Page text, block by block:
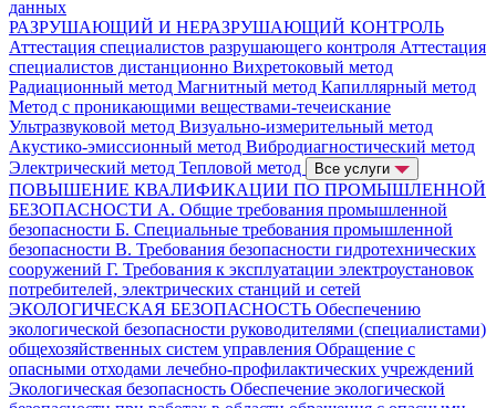
данных
РАЗРУШАЮЩИЙ И НЕРАЗРУШАЮЩИЙ КОНТРОЛЬ
Аттестация специалистов разрушающего контроля Аттестация
специалистов дистанционно Вихретоковый метод
Радиационный метод Магнитный метод Капиллярный метод
Метод с проникающими веществами-течеискание
Ультразвуковой метод Визуально-измерительный метод
Акустико-эмиссионный метод Вибродиагностический метод
Электрический метод Тепловой метод Все услуги
ПОВЫШЕНИЕ КВАЛИФИКАЦИИ ПО ПРОМЫШЛЕННОЙ
БЕЗОПАСНОСТИ А. Общие требования промышленной
безопасности Б. Специальные требования промышленной
безопасности В. Требования безопасности гидротехнических
сооружений Г. Требования к эксплуатации электроустановок
потребителей, электрических станций и сетей
ЭКОЛОГИЧЕСКАЯ БЕЗОПАСНОСТЬ Обеспечению
экологической безопасности руководителями (специалистами)
общехозяйственных систем управления Обращение с
опасными отходами лечебно-профилактических учреждений
Экологическая безопасность Обеспечение экологической